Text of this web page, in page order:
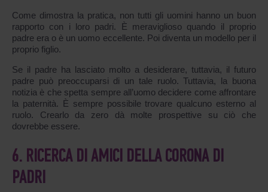
Come dimostra la pratica, non tutti gli uomini hanno un buon
rapporto con i loro padri. È meraviglioso quando il proprio
padre era o è un uomo eccellente. Poi diventa un modello per il
proprio figlio.
Se il padre ha lasciato molto a desiderare, tuttavia, il futuro
padre può preoccuparsi di un tale ruolo. Tuttavia, la buona
notizia è che spetta sempre all’uomo decidere come affrontare
la paternità. È sempre possibile trovare qualcuno esterno al
ruolo. Crearlo da zero dà molte prospettive su ciò che
dovrebbe essere.
6. RICERCA DI AMICI DELLA CORONA DI
PADRI